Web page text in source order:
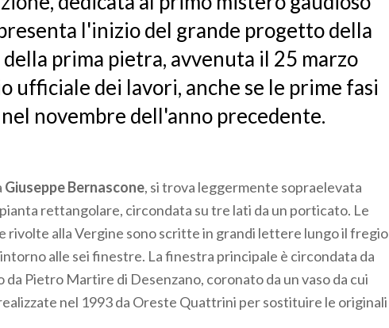
l'inizio del grande progetto della
della prima pietra, avvenuta il 25 marzo
ufficiale dei lavori, anche se le prime fasi
novembre dell'anno precedente.
Giuseppe Bernascone, si trova leggermente sopraelevata
rettangolare, circondata su tre lati da un porticato. Le
rivolte alla Vergine sono scritte in grandi lettere lungo il fregio
alle sei finestre. La finestra principale è circondata da
Pietro Martire di Desenzano, coronato da un vaso da cui
nel 1993 da Oreste Quattrini per sostituire le originali